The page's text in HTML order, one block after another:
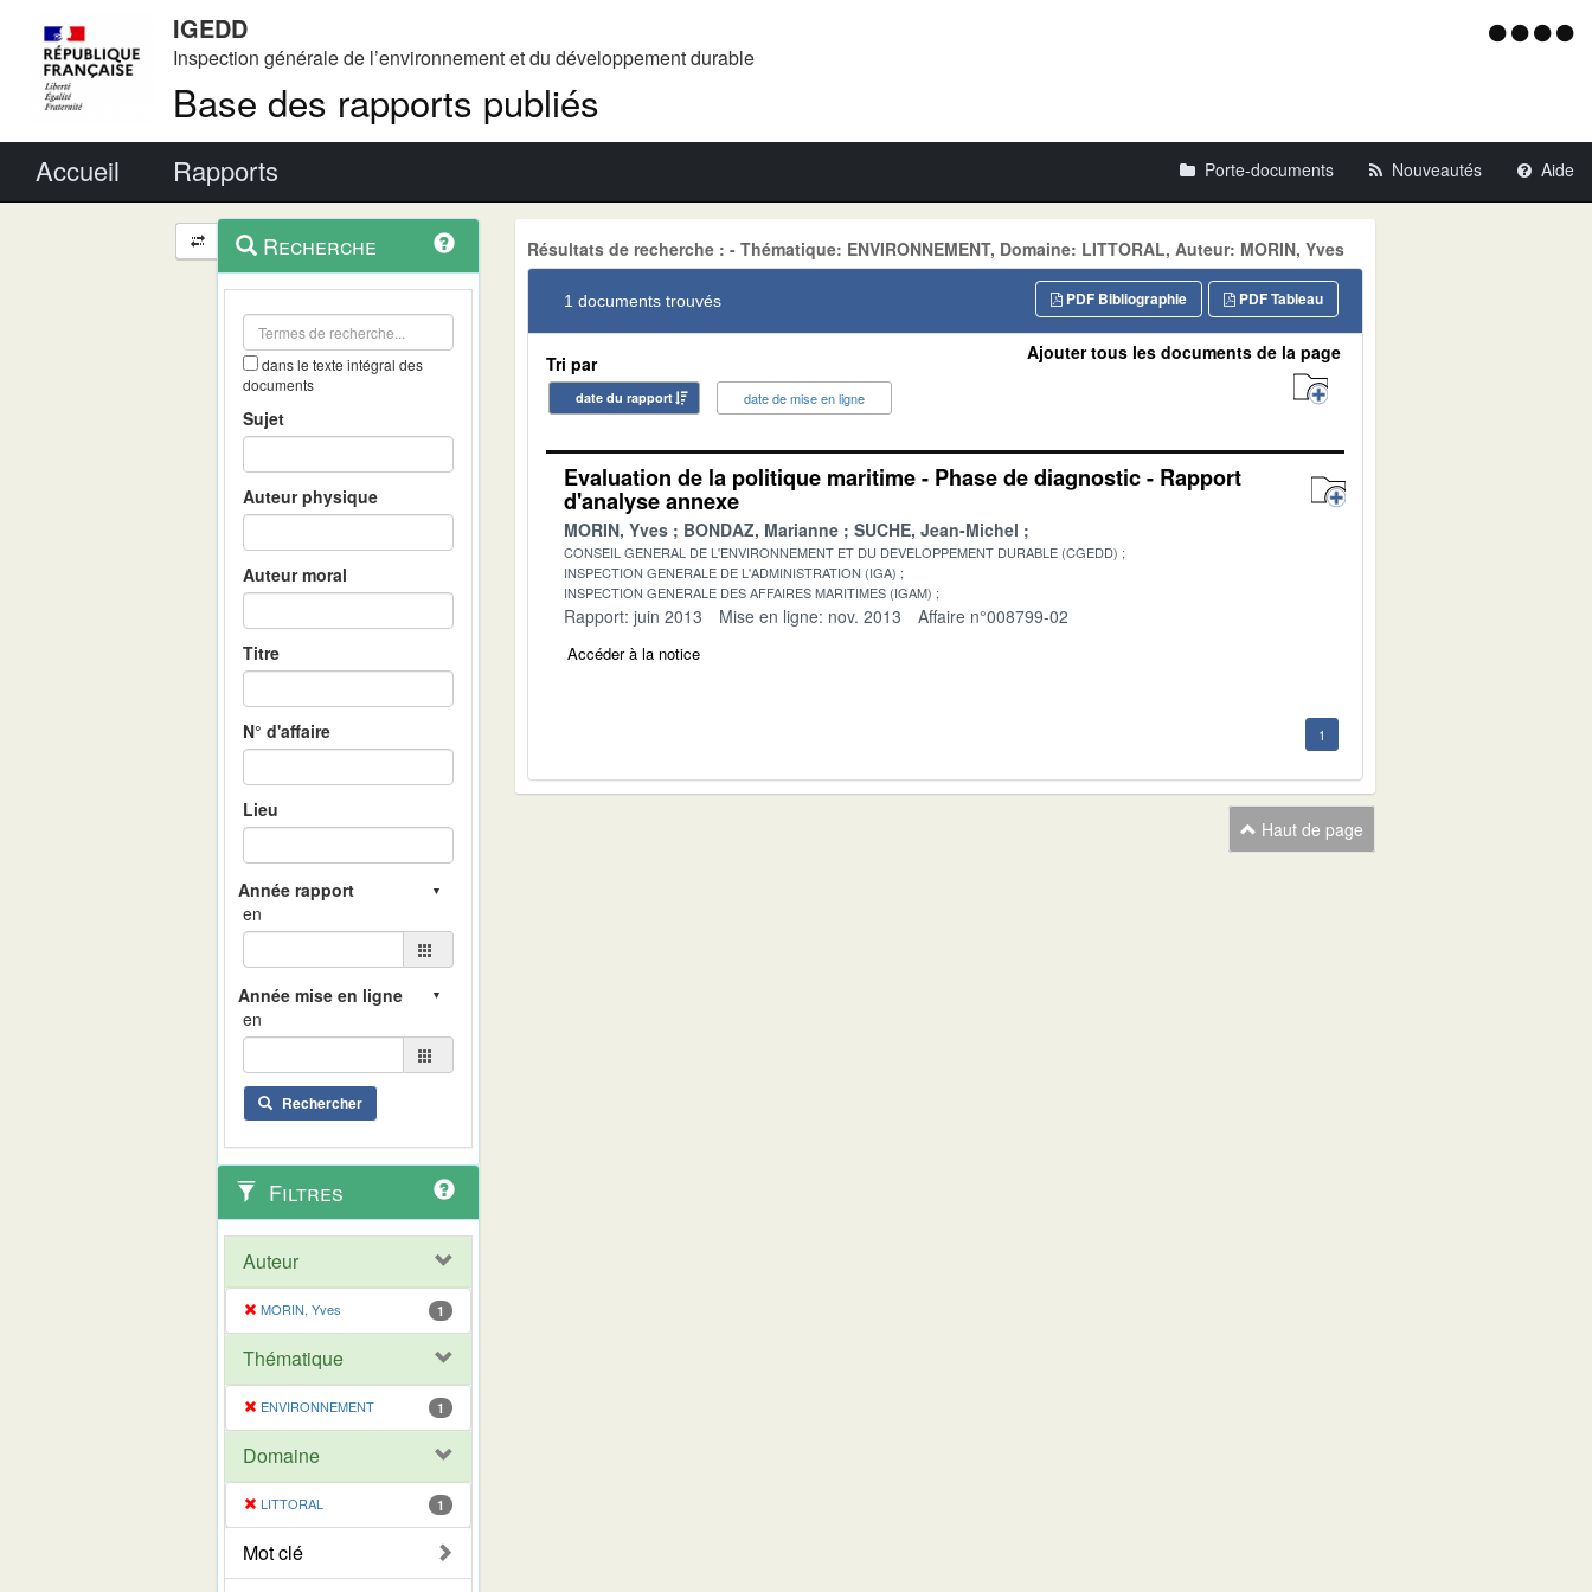
IGEDD
Inspection générale de l’environnement et du développement durable
Base des rapports publiés
Menu
Accueil Rapports Porte-documents Nouveautés Aide
Navigation
et
outils
contextuel
Recherche
dans le texte intégral des
documents
Sujet
Auteur physique
Auteur moral
Titre
N° d'affaire
Lieu
en
en
Rechercher
Filtres
Auteur
MORIN, Yves 1
Thématique
ENVIRONNEMENT 1
Domaine
LITTORAL 1
Mot clé
Résultats de recherche : - Thématique: ENVIRONNEMENT, Domaine: LITTORAL, Auteur: MORIN, Yves
1 documents trouvés PDF Tableau
PDF Bibliographie
Tri par
date du rapport date de mise en ligne
Ajouter tous les documents de la page
Evaluation de la politique maritime - Phase de diagnostic - Rapport
d'analyse annexe
MORIN, Yves BONDAZ, Marianne SUCHE, Jean-Michel
CONSEIL GENERAL DE L'ENVIRONNEMENT ET DU DEVELOPPEMENT DURABLE (CGEDD)
INSPECTION GENERALE DE L'ADMINISTRATION (IGA)
INSPECTION GENERALE DES AFFAIRES MARITIMES (IGAM)
Rapport: juin 2013 Mise en ligne: nov. 2013 Affaire n°008799-02
Accéder à la notice
1
Haut de page